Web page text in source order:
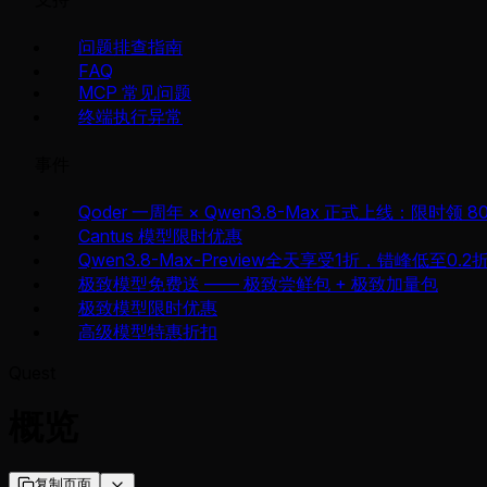
问题排查指南
FAQ
MCP 常见问题
终端执行异常
Qoder 一周年 × Qwen3.8-Max 正式上线：限时领
Cantus 模型限时优惠
Qwen3.8-Max-Preview全天享受1折，错峰低至0.2
极致模型免费送 —— 极致尝鲜包 + 极致加量包
极致模型限时优惠
高级模型特惠折扣